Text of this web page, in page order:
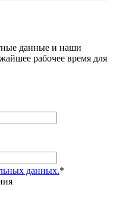
данные и наши
рабочее время для
данных.*